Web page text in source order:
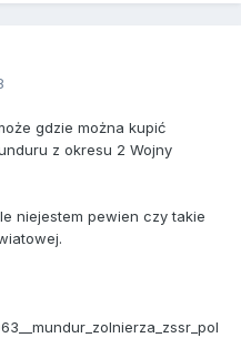
gdzie można kupić
z okresu 2 Wojny
niejestem pewien czy takie